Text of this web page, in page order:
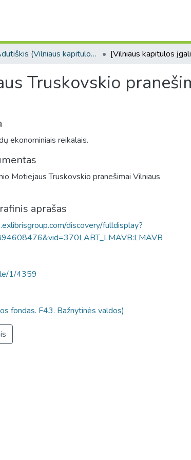
Adutiškis (Vilniaus kapitulos fondas. F43. Bažnytinės valdos)
Truskovskio
ekonominiais reikalais.
Motiejaus Truskovskio pranešimai Vilniaus
aprašas
discovery/fulldisplay?
1/4359
fondas. F43. Bažnytinės valdos)